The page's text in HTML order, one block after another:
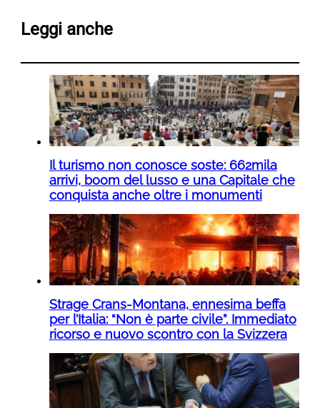
Leggi anche
Il turismo non conosce soste: 662mila
arrivi, boom del lusso e una Capitale che
conquista anche oltre i monumenti
Strage Crans-Montana, ennesima beffa
per l’Italia: “Non è parte civile”. Immediato
ricorso e nuovo scontro con la Svizzera